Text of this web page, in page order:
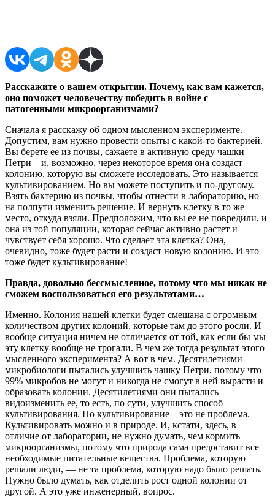
Расскажите о вашем открытии. Почему, как вам кажется,
оно поможет человечеству победить в войне с
патогенными микроорганизмами?
Сначала я расскажу об одном мысленном эксперименте.
Допустим, вам нужно провести опыты с какой-то бактерией.
Вы берете ее из почвы, сажаете в активную среду чашки
Петри – и, возможно, через некоторое время она создаст
колонию, которую вы сможете исследовать. Это называется
культивированием. Но вы можете поступить и по-другому.
Взять бактерию из почвы, чтобы отнести в лабораторию, но
на полпути изменить решение. И вернуть клетку в то же
место, откуда взяли. Предположим, что вы ее не повредили, и
она из той популяции, которая сейчас активно растет и
чувствует себя хорошо. Что сделает эта клетка? Она,
очевидно, тоже будет расти и создаст новую колонию. И это
тоже будет культивирование!
Правда, довольно бессмысленное, потому что мы никак не
сможем воспользоваться его результатами…
Именно. Колония нашей клетки будет смешана с огромным
количеством других колоний, которые там до этого росли. И
вообще ситуация ничем не отличается от той, как если бы мы
эту клетку вообще не трогали. В чем же тогда результат этого
мысленного эксперимента? А вот в чем. Десятилетиями
микробиологи пытались улучшить чашку Петри, потому что
99% микробов не могут и никогда не смогут в ней вырасти и
образовать колонии. Десятилетиями они пытались
видоизменить ее, то есть, по сути, улучшить способ
культивирования. Но культивирование – это не проблема.
Культивировать можно и в природе. И, кстати, здесь, в
отличие от лаборатории, не нужно думать, чем кормить
микроорганизмы, потому что природа сама предоставит все
необходимые питательные вещества. Проблема, которую
решали люди, — не та проблема, которую надо было решать.
Нужно было думать, как отделить рост одной колонии от
другой. А это уже инженерный, вопрос.